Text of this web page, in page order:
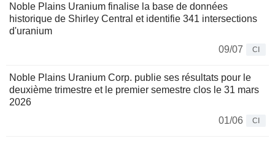
Noble Plains Uranium finalise la base de données
historique de Shirley Central et identifie 341 intersections
d'uranium
09/07
CI
Noble Plains Uranium Corp. publie ses résultats pour le
deuxième trimestre et le premier semestre clos le 31 mars
2026
01/06
CI